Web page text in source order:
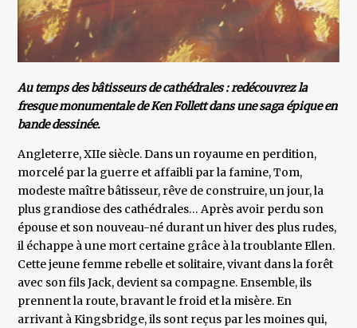
Au temps des bâtisseurs de cathédrales : redécouvrez la
fresque monumentale de Ken Follett dans une saga épique en
bande dessinée.
Angleterre, XIIe siècle. Dans un royaume en perdition,
morcelé par la guerre et affaibli par la famine, Tom,
modeste maître bâtisseur, rêve de construire, un jour, la
plus grandiose des cathédrales… Après avoir perdu son
épouse et son nouveau-né durant un hiver des plus rudes,
il échappe à une mort certaine grâce à la troublante Ellen.
Cette jeune femme rebelle et solitaire, vivant dans la forêt
avec son fils Jack, devient sa compagne. Ensemble, ils
prennent la route, bravant le froid et la misère. En
arrivant à Kingsbridge, ils sont reçus par les moines qui,